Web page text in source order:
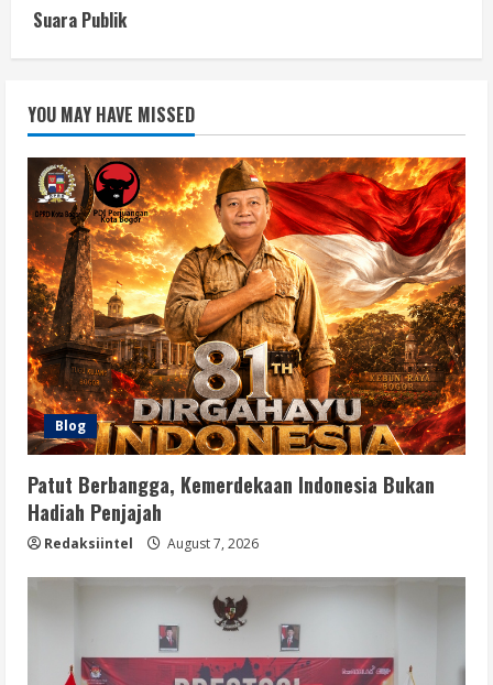
Suara Publik
YOU MAY HAVE MISSED
Blog
Patut Berbangga, Kemerdekaan Indonesia Bukan
Hadiah Penjajah
Redaksiintel August 7, 2026